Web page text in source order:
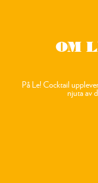
OM
På Le! Cocktail
njuta av